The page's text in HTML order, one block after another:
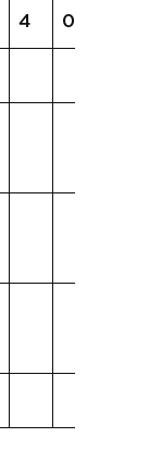
4 0.25mg